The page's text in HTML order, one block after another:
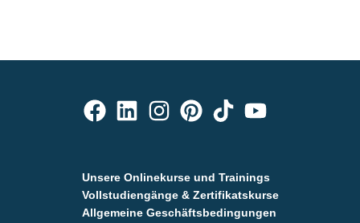
Unsere Onlinekurse und Trainings
Vollstudiengänge & Zertifikatskurse
Allgemeine Geschäftsbedingungen